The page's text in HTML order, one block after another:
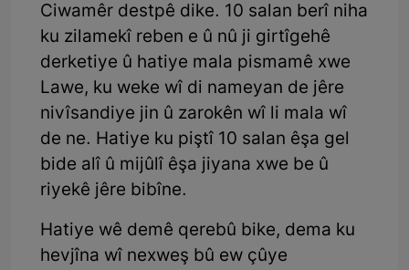
Ciwamêr destpê dike. 10 salan berî niha
ku zilamekî reben e û nû ji girtîgehê
derketiye û hatiye mala pismamê xwe
Lawe, ku weke wî di nameyan de jêre
nivîsandiye jin û zarokên wî li mala wî
de ne. Hatiye ku piştî 10 salan êşa gel
bide alî û mijûlî êşa jiyana xwe be û
riyekê jêre bibîne.
Hatiye wê demê qerebû bike, dema ku
hevjîna wî nexweş bû ew çûye